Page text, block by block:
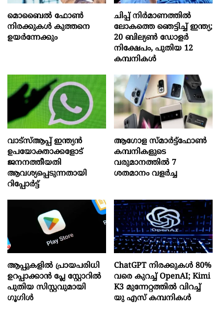
മൊബൈല്‍ ഫോണ്‍
നിരക്കുകള്‍ കുത്തനെ
ഉയര്‍ന്നേക്കും
ചിപ്പ് നിർമാണത്തിൽ
ലോകത്തെ ഞെട്ടിച്ച് ഇന്ത്യ;
20 ബില്യൺ ഡോളർ
നിക്ഷേപം, പുതിയ 12
കമ്പനികൾ
വാട്‌സ്ആപ്പ് ഇന്ത്യൻ
ഉപയോക്താക്കളോട്
ജനനത്തീയതി
ആവശ്യപ്പെടുന്നതായി
റിപ്പോർട്ട്
ആഗോള സ്‌മാർട്ട്‌ഫോൺ
കമ്പനികളുടെ
വരുമാനത്തിൽ 7
ശതമാനം വളർച്ച
ആപ്പുകളിൽ പ്രായപരിധി
ഉറപ്പാക്കാൻ പ്ലേ സ്റ്റോറിൽ
പുതിയ സിസ്റ്റവുമായി
ഗൂഗിൾ
ChatGPT നിരക്കുകൾ 80%
വരെ കുറച്ച് OpenAI; Kimi
K3 മുന്നേറ്റത്തിൽ വിറച്ച്
യു എസ് കമ്പനികൾ